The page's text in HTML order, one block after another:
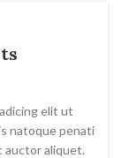
elit ut
natoque penati
auctor aliquet.